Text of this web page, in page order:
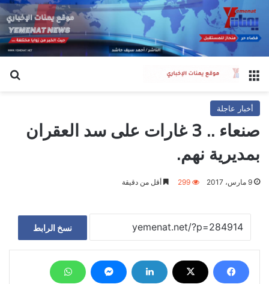
القائمة
أخبار عاجلة
صنعاء .. 3 غارات على سد العقران
بمديرية نهم.
9 مارس، 2017 299 أقل من دقيقة
نسخ الرابط